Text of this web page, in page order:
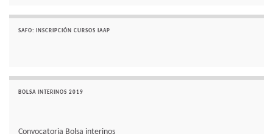
SAFO: INSCRIPCIÓN CURSOS IAAP
BOLSA INTERINOS 2019
Convocatoria Bolsa interinos